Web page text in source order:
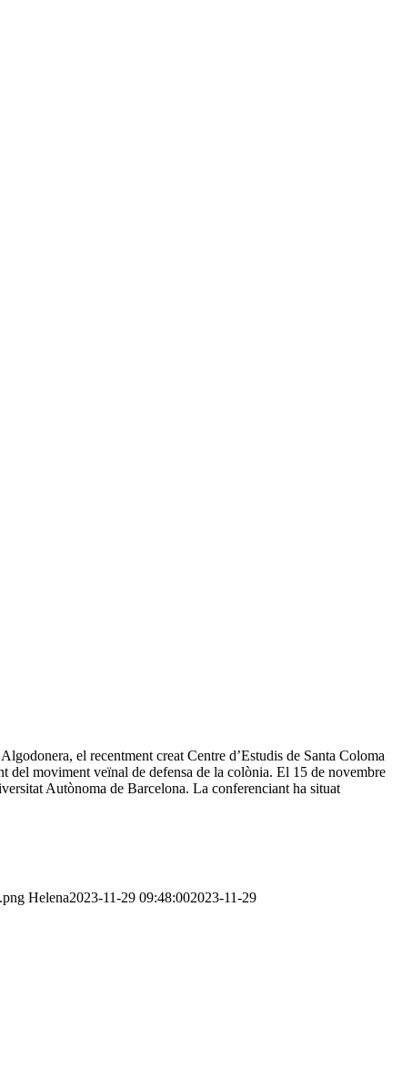
el recentment creat Centre d’Estudis de Santa Coloma
del moviment veïnal de defensa de la colònia. El 15 de novembre
Autònoma de Barcelona. La conferenciant ha situat
Helena2023-11-29 09:48:002023-11-29